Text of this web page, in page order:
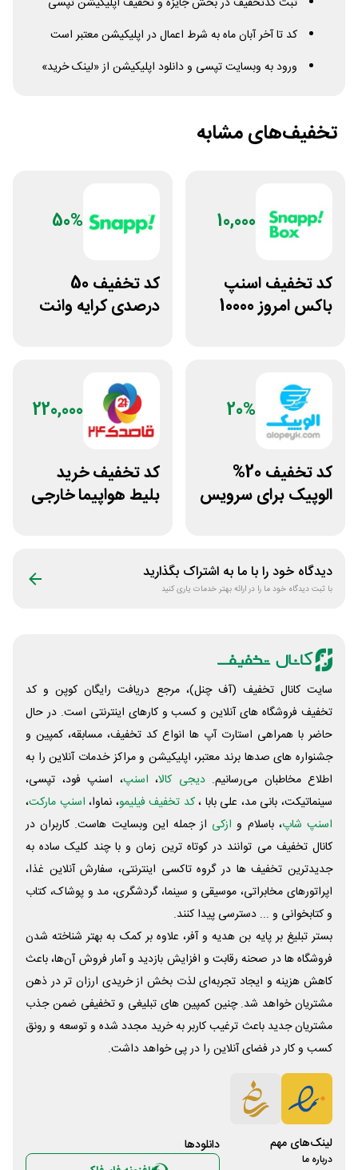
کد تا آخر آبان ماه به شرط اعمال در اپلیکیشن معتبر است
ورود به وبسایت تپسی و دانلود اپلیکیشن از «لینک خرید»
تخفیف‌های مشابه
10,000
کد تخفیف اسنپ
باکس امروز 10000
50%
کد تخفیف 50
درصدی کرایه وانت
20%
کد تخفیف 20%
الوپیک برای سرویس
220,000
کد تخفیف خرید
بلیط هواپیما خارجی
دیدگاه خود را با ما به اشتراک بگذارید
با ثبت دیدگاه خود ما را در ارائه بهتر خدمات یاری کنید
سایت کانال تخفیف (آف چنل)، مرجع دریافت رایگان کوپن و کد
تخفیف فروشگاه های آنلاین و کسب و‌ کارهای اینترنتی است. در حال
حاضر با همراهی استارت آپ ها انواع کد تخفیف، مسابقه، کمپین و
جشنواره های صدها برند معتبر، اپلیکیشن و مراکز خدمات آنلاین را به
اطلاع مخاطبان می‌رسانیم. دیجی کالا، اسنپ، اسنپ فود، تپسی،
سینماتیکت، بانی مد، علی‌ بابا ،کد تخفیف فیلیمو، نماوا، اسنپ مارکت،
اسنپ شاپ، باسلام و ازکی از جمله این وبسایت ‌هاست. کاربران در
کانال تخفیف می توانند در کوتاه ترین زمان و با چند کلیک ساده به
جدیدترین تخفیف ها در گروه تاکسی اینترنتی، سفارش آنلاین غذا،
اپراتورهای مخابراتی، موسیقی و سینما، گردشگری، مد و پوشاک، کتاب
و کتابخوانی و ... دسترسی پیدا کنند.
بستر تبلیغ بر پایه بن هدیه و آفر، علاوه بر کمک به بهتر شناخته شدن
فروشگاه ها در صحنه رقابت و افزایش بازدید و آمار فروش آن‌ها، باعث
کاهش هزینه و ایجاد تجربه‌ای لذت بخش از خریدی ارزان تر در ذهن
مشتریان خواهد شد. چنین کمپین های تبلیغی و تخفیفی ضمن جذب
مشتریان جدید باعث ترغیب کاربر به خرید مجدد شده و توسعه و رونق
کسب و کار در فضای آنلاین را در پی خواهد داشت.
لینک‌های مهم
درباره ما
دانلود‌ها